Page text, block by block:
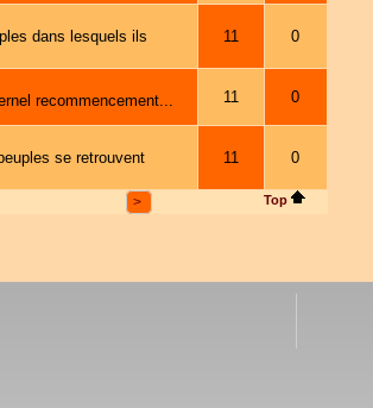
dans lesquels ils
11 0
recommencement...
11 0
se retrouvent
11 0
> Top